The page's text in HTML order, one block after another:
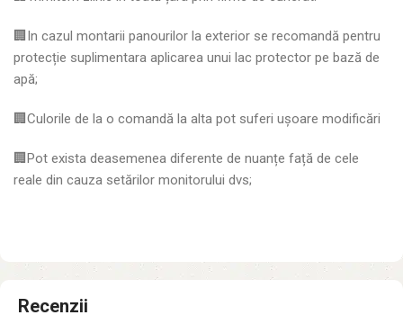
🏢In cazul montarii panourilor la exterior se recomandă pentru
protecție suplimentara aplicarea unui lac protector pe bază de
apă;
🏢Culorile de la o comandă la alta pot suferi ușoare modificări
🏢Pot exista deasemenea diferente de nuanțe față de cele
reale din cauza setărilor monitorului dvs;
Recenzii